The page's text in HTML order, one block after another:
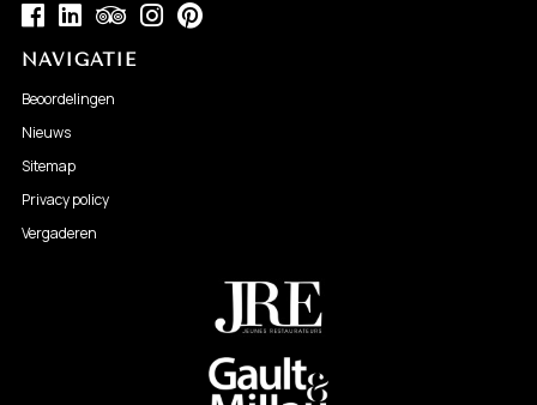
NAVIGATIE
Beoordelingen
Nieuws
Sitemap
Privacy policy
Vergaderen